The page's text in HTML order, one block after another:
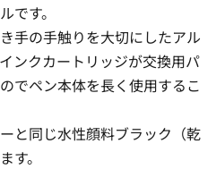
です。
手の手触りを大切にしたアル
ンクカートリッジが交換用パ
でペン本体を長く使用するこ
と同じ水性顔料ブラック（乾
す。